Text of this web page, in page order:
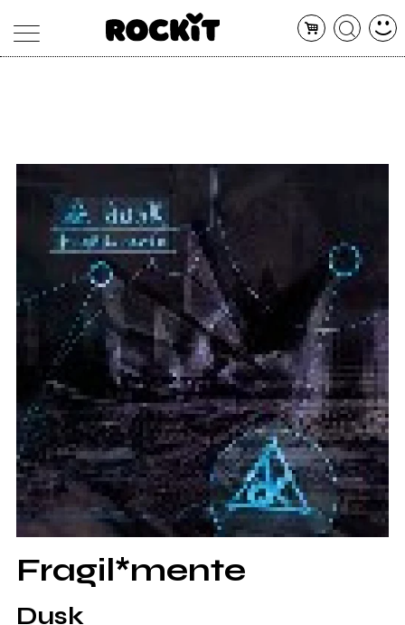
ARTISTI
CONCERTI
SHOP
RADIO
Fragil*mente
Dusk